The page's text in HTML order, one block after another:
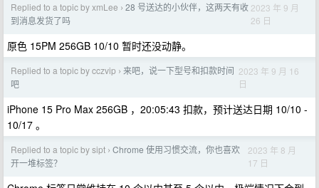
Replied to a topic by xmLee › 28 号送达的小伙伴，这两天有收
到消息发货了吗
2023 年 9 月
26 日
原色 15PM 256GB 10/10 暂时还没动静。
Replied to a topic by cczvip › 来吧，说一下型号和扣款时间
吧
2023 年 9 月 16
日
iPhone 15 Pro Max 256GB ，20:05:43 扣款，预计送达日期 10/10 -
10/17 。
Replied to a topic by sipt › Chrome 使用习惯交流，你也喜欢
开一堆标签？
2023 年 8 月
17 日